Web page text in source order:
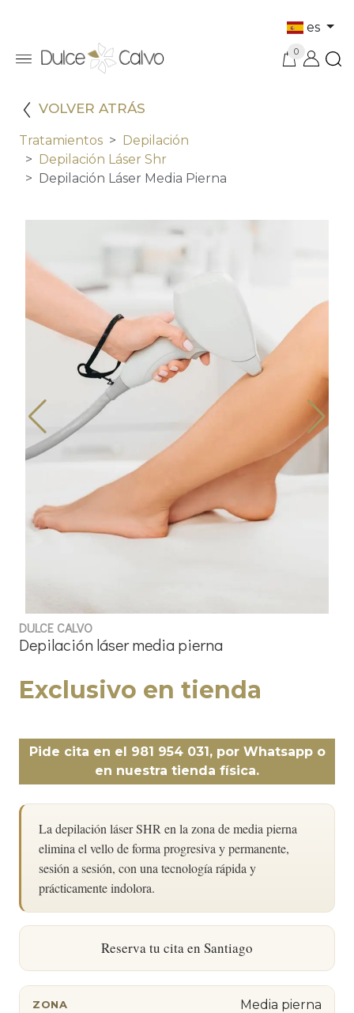
es
0
VOLVER ATRÁS
Tratamientos
Depilación
Depilación Láser Shr
Depilación Láser Media Pierna
DULCE CALVO
Depilación láser media pierna
Exclusivo en tienda
Pide cita en el 981 954 031, por Whatsapp o
en nuestra tienda física.
La depilación láser SHR en la zona de media pierna
elimina el vello de forma progresiva y permanente,
sesión a sesión, con una tecnología rápida y
prácticamente indolora.
Reserva tu cita en Santiago
ZONA Media pierna